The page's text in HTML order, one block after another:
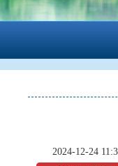
2024-12-24